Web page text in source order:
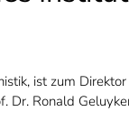
ist zum
Ronald